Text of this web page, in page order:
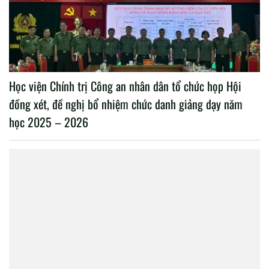
Học viện Chính trị Công an nhân dân tổ chức họp Hội
đồng xét, đề nghị bổ nhiệm chức danh giảng dạy năm
học 2025 – 2026